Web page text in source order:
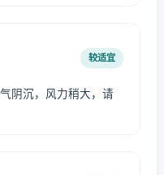
较适宜
阴沉，风力稍大，请